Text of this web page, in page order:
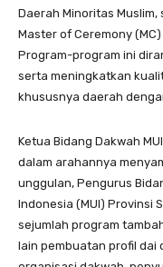
Daerah Minoritas
Master of Ceremony
Program-program ini
serta meningkatkan
khususnya daerah
Ketua Bidang Dakwah
dalam arahannya
unggulan, Pengurus
Indonesia (MUI) Provinsi
sejumlah program
lain pembuatan profil dai